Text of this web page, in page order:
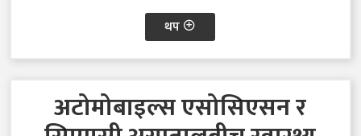
थप
अटोमोबाइल्स एसोसिएसन र